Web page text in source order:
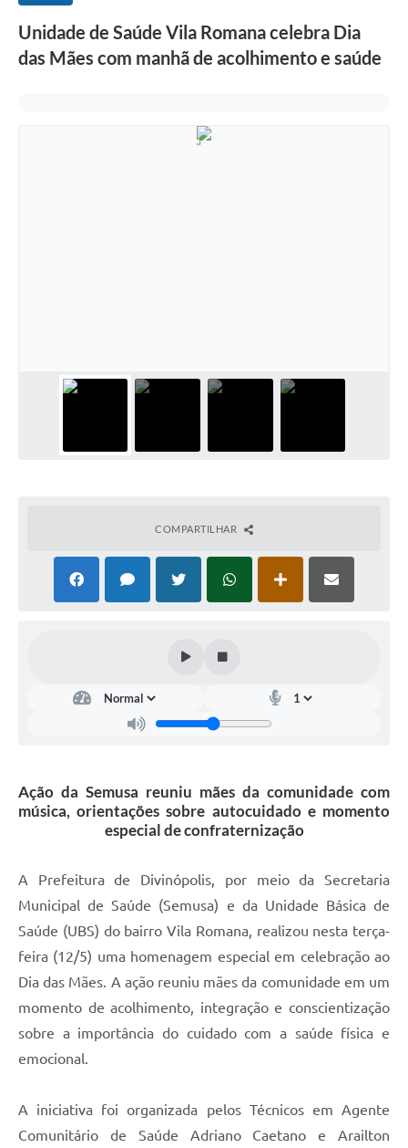
Unidade de Saúde Vila Romana celebra Dia
das Mães com manhã de acolhimento e saúde
COMPARTILHAR
Ação da Semusa reuniu mães da comunidade com
música, orientações sobre autocuidado e momento
especial de confraternização
A Prefeitura de Divinópolis, por meio da Secretaria
Municipal de Saúde (Semusa) e da Unidade Básica de
Saúde (UBS) do bairro Vila Romana, realizou nesta terça-
feira (12/5) uma homenagem especial em celebração ao
Dia das Mães. A ação reuniu mães da comunidade em um
momento de acolhimento, integração e conscientização
sobre a importância do cuidado com a saúde física e
emocional.
A iniciativa foi organizada pelos Técnicos em Agente
Comunitário de Saúde Adriano Caetano e Arailton